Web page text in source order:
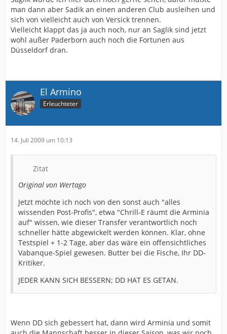
man dann aber Sadik an einen anderen Club ausleihen und
sich von vielleicht auch von Versick trennen.
Vielleicht klappt das ja auch noch, nur an Saglik sind jetzt
wohl außer Paderborn auch noch die Fortunen aus
Düsseldorf dran.
El Armino
Erleuchteter
14. Juli 2009 um 10:13
Zitat
Original von Wertago
Jetzt möchte ich noch von den sonst auch "alles
wissenden Post-Profis", etwa "Chrill-E räumt die Arminia
auf" wissen, wie dieser Transfer verantwortlich noch
schneller hätte abgewickelt werden können. Klar, ohne
Testspiel + 1-2 Tage, aber das wäre ein offensichtliches
Vabanque-Spiel gewesen. Butter bei die Fische, Ihr DD-
Kritiker.
JEDER KANN SICH BESSERN; DD HAT ES GETAN.
Wenn DD sich gebessert hat, dann wird Arminia und somit